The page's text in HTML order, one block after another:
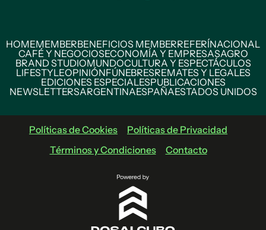
HOMEMEMBERBENEFICIOS MEMBERREFERÍNACIONAL
CAFÉ Y NEGOCIOSECONOMÍA Y EMPRESASAGRO
BRAND STUDIOMUNDOCULTURA Y ESPECTÁCULOS
LIFESTYLEOPINIÓNFÚNEBRESREMATES Y LEGALES
EDICIONES ESPECIALESPUBLICACIONES
NEWSLETTERSARGENTINAESPAÑAESTADOS UNIDOS
Políticas de Cookies
Políticas de Privacidad
Términos y Condiciones
Contacto